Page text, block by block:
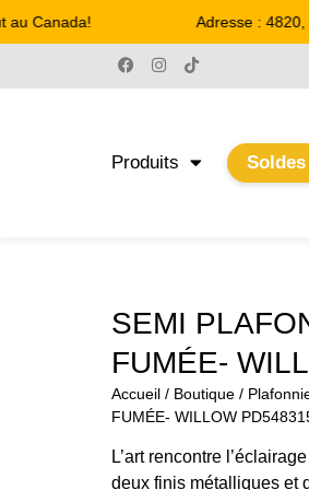
Canada! Adresse : 4820,
Produits Soldes
SEMI
FUMÉE-
Accueil / Boutique /
FUMÉE- WILLOW
L’art rencontre
deux finis métalliques et